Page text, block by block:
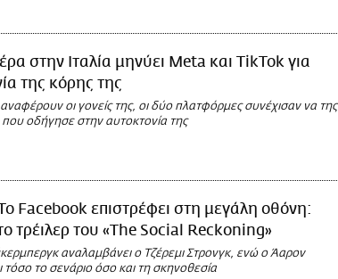
στην Ιταλία μηνύει Meta και TikTok για
της κόρης της
οι γονείς της, οι δύο πλατφόρμες συνέχισαν να της
που οδήγησε στην αυτοκτονία της
Facebook επιστρέφει στη μεγάλη οθόνη:
τρέιλερ του «The Social Reckoning»
αναλαμβάνει ο Τζέρεμι Στρονγκ, ενώ ο Άαρον
τόσο το σενάριο όσο και τη σκηνοθεσία